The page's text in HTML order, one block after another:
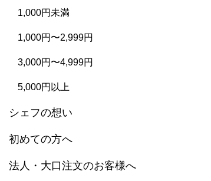
1,000円未満
1,000円〜2,999円
3,000円〜4,999円
5,000円以上
シェフの想い
初めての方へ
法人・大口注文のお客様へ